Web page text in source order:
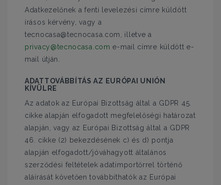
Adatkezelőnek a fenti levelezési címre küldött
írásos kérvény, vagy a
tecnocasa@tecnocasa.com, illetve a
privacy@tecnocasa.com e-mail címre küldött e-
mail útján.
ADATTOVÁBBÍTÁS AZ EURÓPAI UNIÓN
KÍVÜLRE
Az adatok az Európai Bizottság által a GDPR 45.
cikke alapján elfogadott megfelelőségi határozat
alapján, vagy az Európai Bizottság által a GDPR
46. cikke (2) bekezdésének c) és d) pontja
alapján elfogadott/jóváhagyott általános
szerződési feltételek adatimportőrrel történő
aláírását követően továbbíthatók az Európai